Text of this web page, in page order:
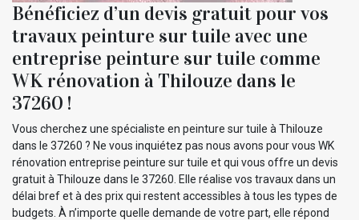
Bénéficiez d’un devis gratuit pour vos
travaux peinture sur tuile avec une
entreprise peinture sur tuile comme
WK rénovation à Thilouze dans le
37260 !
Vous cherchez une spécialiste en peinture sur tuile à Thilouze
dans le 37260 ? Ne vous inquiétez pas nous avons pour vous WK
rénovation entreprise peinture sur tuile et qui vous offre un devis
gratuit à Thilouze dans le 37260. Elle réalise vos travaux dans un
délai bref et à des prix qui restent accessibles à tous les types de
budgets. À n’importe quelle demande de votre part, elle répond